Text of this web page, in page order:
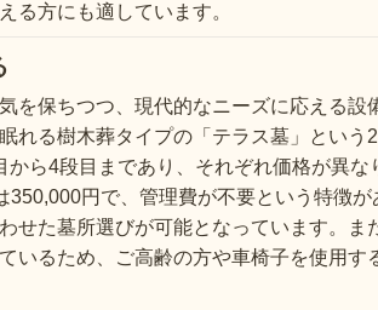
る方にも適しています。
を保ちつつ、現代的なニーズに応える設
れる樹木葬タイプの「テラス墓」という
ら4段目まであり、それぞれ価格が異な
350,000円で、管理費が不要という特徴
せた墓所選びが可能となっています。ま
いるため、ご高齢の方や車椅子を使用す